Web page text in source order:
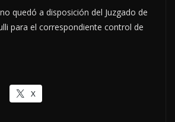
quedó a disposición del Juzgado de
para el correspondiente control de
X